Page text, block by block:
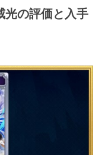
光の評価と入手